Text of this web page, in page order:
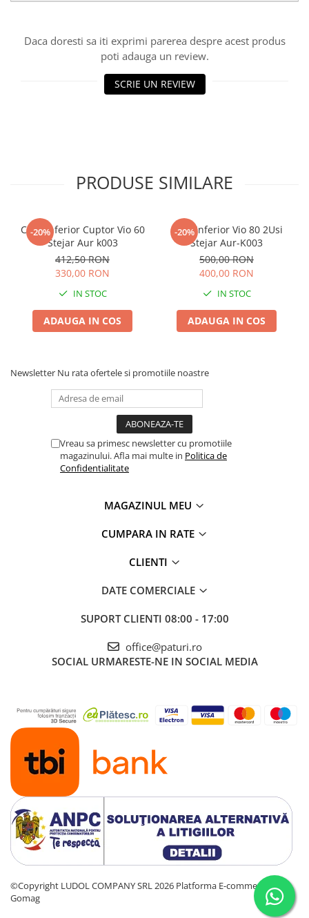
Daca doresti sa iti exprimi parerea despre acest produs
poti adauga un review.
SCRIE UN REVIEW
PRODUSE SIMILARE
-20%
Corp Inferior Cuptor Vio 60
Stejar Aur k003
412,50 RON
330,00 RON
IN STOC
ADAUGA IN COS
-20%
Corp Inferior Vio 80 2Usi
Stejar Aur-K003
500,00 RON
400,00 RON
IN STOC
ADAUGA IN COS
Newsletter Nu rata ofertele si promotiile noastre
Vreau sa primesc newsletter cu promotiile
magazinului. Afla mai multe in Politica de
Confidentialitate
MAGAZINUL MEU
CUMPARA IN RATE
CLIENTI
DATE COMERCIALE
SUPORT CLIENTI 08:00 - 17:00
office@paturi.ro
SOCIAL URMARESTE-NE IN SOCIAL MEDIA
©Copyright LUDOL COMPANY SRL 2026 Platforma E-commerce by
Gomag